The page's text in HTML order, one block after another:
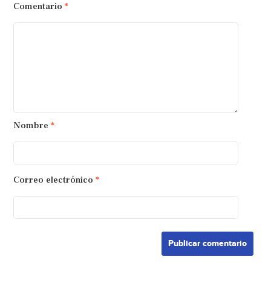
Comentario *
Nombre *
Correo electrónico *